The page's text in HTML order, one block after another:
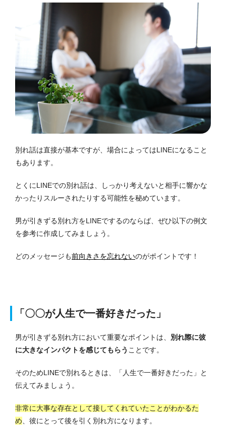
別れ話は直接が基本ですが、場合によってはLINEになること
もあります。
とくにLINEでの別れ話は、しっかり考えないと相手に響かな
かったりスルーされたりする可能性を秘めています。
男が引きずる別れ方をLINEでするのならば、ぜひ以下の例文
を参考に作成してみましょう。
どのメッセージも前向きさを忘れないのがポイントです！
「〇〇が人生で一番好きだった」
男が引きずる別れ方において重要なポイントは、 別れ際に彼
に大きなインパクトを感じてもらう ことです。
そのためLINEで別れるときは、「人生で一番好きだった」と
伝えてみましょう。
非常に大事な存在として接してくれていたことがわかるた
め 、彼にとって後を引く別れ方になります。